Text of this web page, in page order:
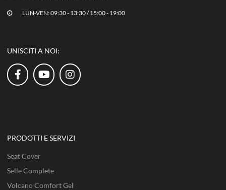
LUN-VEN: 09:30 - 13:30 / 15:00 - 19:00
UNISCITI A NOI:
PRODOTTI E SERVIZI
Seat Cover
Selle Complete
Volcano Comfort Gel